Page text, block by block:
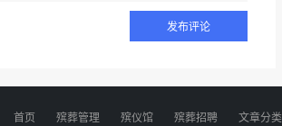
首页 殡葬管理 殡仪馆 殡葬招聘 文章分类